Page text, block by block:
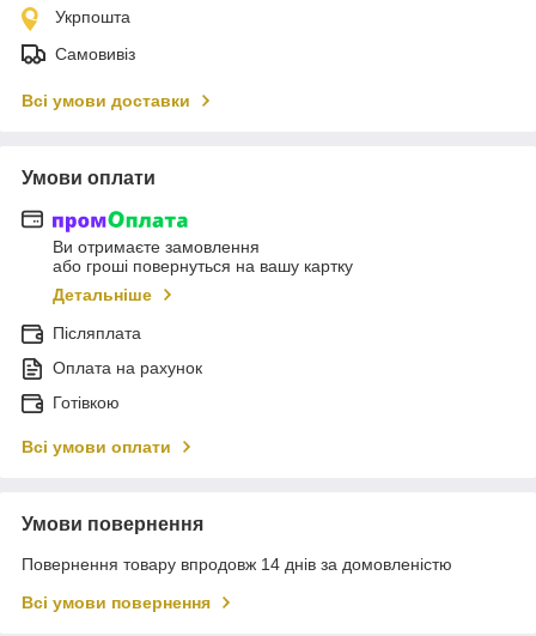
Укрпошта
Самовивіз
Всі умови доставки
Умови оплати
Ви отримаєте замовлення
або гроші повернуться на вашу картку
Детальніше
Післяплата
Оплата на рахунок
Готівкою
Всі умови оплати
Умови повернення
Повернення товару впродовж 14 днів за домовленістю
Всі умови повернення